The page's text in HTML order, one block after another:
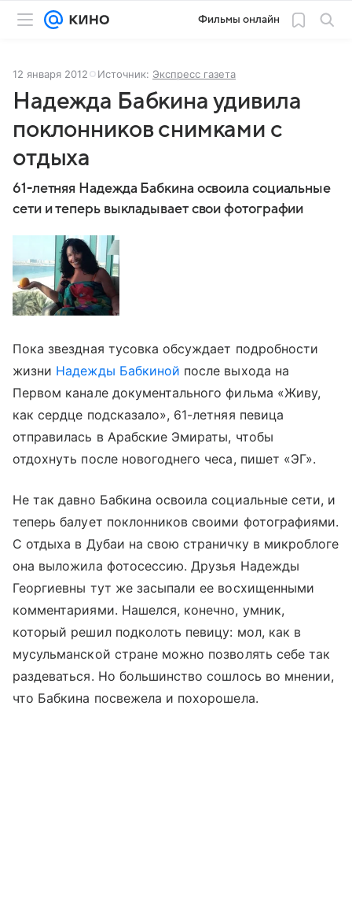
Фильмы онлайн
12 января 2012 Источник: Экспресс газета
Надежда Бабкина удивила
поклонников снимками с
отдыха
61-летняя Надежда Бабкина освоила социальные
сети и теперь выкладывает свои фотографии
Пока звездная тусовка обсуждает подробности
жизни Надежды Бабкиной после выхода на
Первом канале документального фильма «Живу,
как сердце подсказало», 61-летняя певица
отправилась в Арабские Эмираты, чтобы
отдохнуть после новогоднего чеса, пишет «ЭГ».
Не так давно Бабкина освоила социальные сети, и
теперь балует поклонников своими фотографиями.
С отдыха в Дубаи на свою страничку в микроблоге
она выложила фотосессию. Друзья Надежды
Георгиевны тут же засыпали ее восхищенными
комментариями. Нашелся, конечно, умник,
который решил подколоть певицу: мол, как в
мусульманской стране можно позволять себе так
раздеваться. Но большинство сошлось во мнении,
что Бабкина посвежела и похорошела.